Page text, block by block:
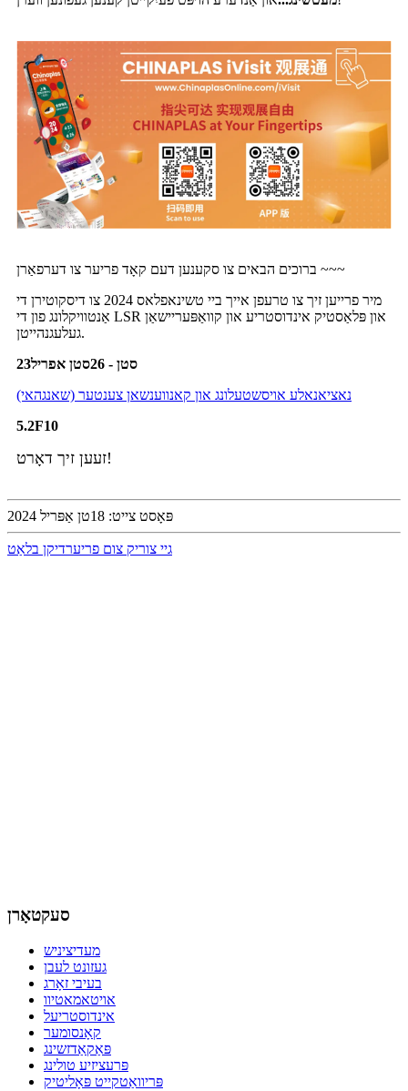
ברוכים הבאים צו סקענען דעם קאָד פריער צו דערפאַרן ~~~
מיר פרייען זיך צו טרעפן אייך ביי טשינאפלאס 2024 צו דיסקוטירן די
אַנטוויקלונג פון די LSR און פּלאַסטיק אינדוסטריע און קוואַפּעריישאַן
געלעגנהייטן.
23סטן - 26סטן אפריל
נאציאנאלע אויסשטעלונג און קאנווענשאן צענטער (שאנגהאי)
5.2F10
זעען זיך דאָרט!
פּאָסט צייט: 18טן אַפּריל 2024
גיי צוריק צום פריערדיקן בלאַט
סעקטאָרן
מעדיציניש
געזונט לעבן
בעיבי זאָרג
אויטאמאטיוו
אינדוסטריעל
קאָנסומער
פּאַקאַדזשינג
פּרעציזיע טולינג
פּריוואַטקייט פּאָליטיק